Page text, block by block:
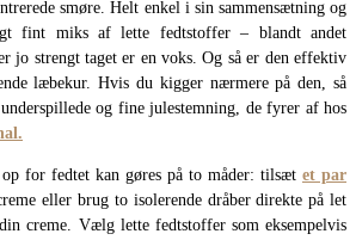
smøre. Helt enkel i sin sammensætning og
fint miks af lette fedtstoffer – blandt andet
jo strengt taget er en voks. Og så er den effektiv
læbekur. Hvis du kigger nærmere på den, så
og fine julestemning, de fyrer af hos
.
for fedtet kan gøres på to måder: tilsæt et par
eller brug to isolerende dråber direkte på let
creme. Vælg lette fedtstoffer som eksempelvis